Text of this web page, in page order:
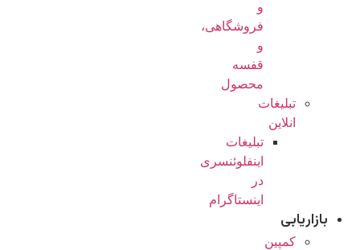
و
فروشگاهی،
و
قفسه
محصول
تبلیغات
انلاین
تبلیغات
اینفلوئنسری
در
اینستاگرام
بازاریابی
کمپین